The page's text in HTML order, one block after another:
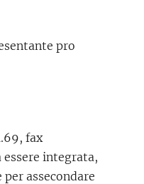
pro
fax
integrata,
assecondare